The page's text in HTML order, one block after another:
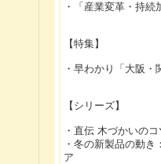
・「産業変革・持
【特集】
・早わかり「大阪
【シリーズ】
・直伝 木づかいの
・冬の新製品の動
ア